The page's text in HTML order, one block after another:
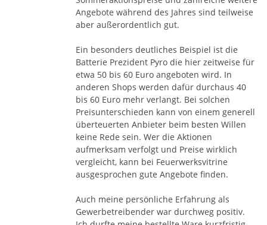
- Batterien (Original) (2x)
- Sortimente (Original) (2x)
- Knallsets (Original) (1x)
- Leuchtboxen (Original) (1x)
- Party- F1 Artikel (teilw. Original) (2x)
- Verbundfontänen (Original) (1x)
- Überraschungskisten (Feuerwerksvitrine – Mischung) (1x)
- Merch (Original) (2x)
Schaucht euch die Palette genau an. Es gibt dabei einige
Kisten, welche eine Aufschrift haben, die nicht dem Inhalt
entspricht. achtet also auf unserer Liste auch auf den Hinweis
"Original", dann könnte sicher sein, dass auch drin ist, was
draufsteht. Wir schreiben euch auch die Anzahl jeweiliger
Achtung, die kleinere Halbpalette decken wir im Versand mit
49.99 Euro extra ab, egal welche andere Versandbelastung
Angebote während des Jahres sind teilweise
aber außerordentlich gut.
Ein besonders deutliches Beispiel ist die
Batterie Prezident Pyro die hier zeitweise für
etwa 50 bis 60 Euro angeboten wird. In
anderen Shops werden dafür durchaus 40
bis 60 Euro mehr verlangt. Bei solchen
Preisunterschieden kann von einem generell
überteuerten Anbieter beim besten Willen
keine Rede sein. Wer die Aktionen
aufmerksam verfolgt und Preise wirklich
vergleicht, kann bei Feuerwerksvitrine
ausgesprochen gute Angebote finden.
Auch meine persönliche Erfahrung als
Gewerbetreibender war durchweg positiv.